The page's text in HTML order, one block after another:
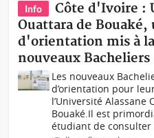
Info
Côte d'Ivoire :
Ouattara de Bouaké,
d'orientation mis à
nouveaux Bacheliers
Les nouveaux
d’orientation pour
l’Université Alassane
Bouaké.Il est
étudiant de consulter